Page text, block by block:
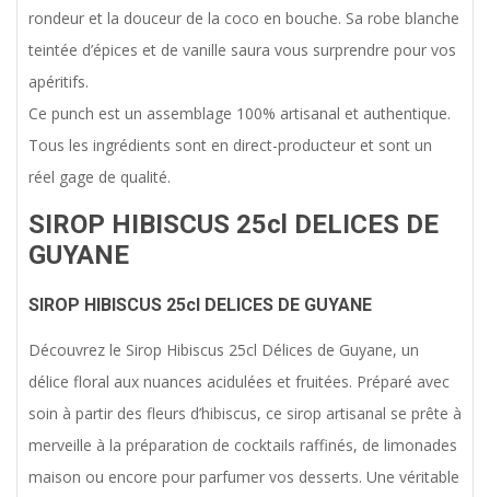
rondeur et la douceur de la coco en bouche. Sa robe blanche
teintée d’épices et de vanille saura vous surprendre pour vos
apéritifs.
Ce punch est un assemblage 100% artisanal et authentique.
Tous les ingrédients sont en direct-producteur et sont un
réel gage de qualité.
SIROP HIBISCUS 25cl DELICES DE
GUYANE
SIROP HIBISCUS 25cl DELICES DE GUYANE
Découvrez le Sirop Hibiscus 25cl Délices de Guyane, un
délice floral aux nuances acidulées et fruitées. Préparé avec
soin à partir des fleurs d’hibiscus, ce sirop artisanal se prête à
merveille à la préparation de cocktails raffinés, de limonades
maison ou encore pour parfumer vos desserts. Une véritable